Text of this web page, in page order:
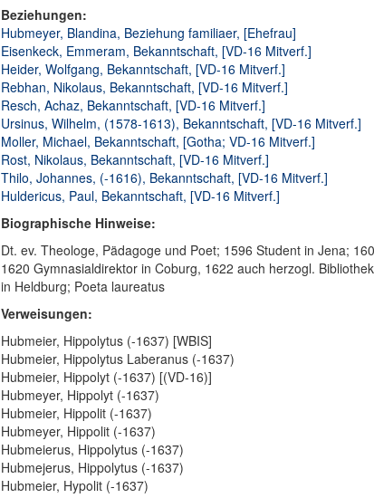
Beziehungen:
Hubmeyer, Blandina, Beziehung familiaer, [Ehefrau]
Eisenkeck, Emmeram, Bekanntschaft, [VD-16 Mitverf.]
Heider, Wolfgang, Bekanntschaft, [VD-16 Mitverf.]
Rebhan, Nikolaus, Bekanntschaft, [VD-16 Mitverf.]
Resch, Achaz, Bekanntschaft, [VD-16 Mitverf.]
Ursinus, Wilhelm, (1578-1613), Bekanntschaft, [VD-16 Mitverf.]
Moller, Michael, Bekanntschaft, [Gotha; VD-16 Mitverf.]
Rost, Nikolaus, Bekanntschaft, [VD-16 Mitverf.]
Thilo, Johannes, (-1616), Bekanntschaft, [VD-16 Mitverf.]
Huldericus, Paul, Bekanntschaft, [VD-16 Mitverf.]
Biographische Hinweise:
Dt. ev. Theologe, Pädagoge und Poet; 1596 Student in Jena;
1620 Gymnasialdirektor in Coburg, 1622 auch herzogl.
in Heldburg; Poeta laureatus
Verweisungen:
Hubmeier, Hippolytus (-1637) [WBIS]
Hubmeier, Hippolytus Laberanus (-1637)
Hubmeier, Hippolyt (-1637) [(VD-16)]
Hubmeyer, Hippolyt (-1637)
Hubmeier, Hippolit (-1637)
Hubmeyer, Hippolit (-1637)
Hubmeierus, Hippolytus (-1637)
Hubmejerus, Hippolytus (-1637)
Hubmeier, Hypolit (-1637)